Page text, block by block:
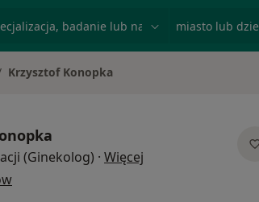
miasto
Krzysztof Konopka
(Ginekolog) · Więcej